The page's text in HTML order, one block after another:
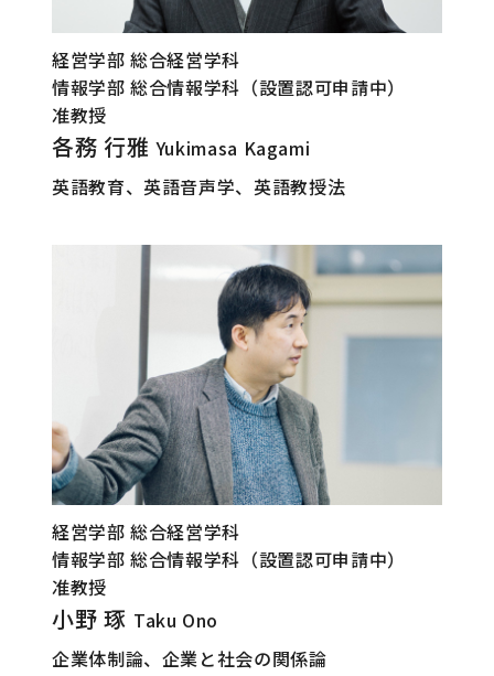
経営学部 総合経営学科
情報学部 総合情報学科（設置認可申請中）
准教授
各務 行雅Yukimasa Kagami
英語教育、英語音声学、英語教授法
経営学部 総合経営学科
情報学部 総合情報学科（設置認可申請中）
准教授
小野 琢 Taku Ono
企業体制論、企業と社会の関係論